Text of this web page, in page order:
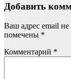
Добавить
Ваш адрес email не
помечены *
Комментарий *